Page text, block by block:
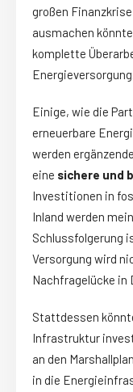
großen
ausmachen
komplette
Energieversorgung.
Einige, wie die
erneuerbare
werden
eine sichere und
Investitionen in
Inland werden
Schlussfolgerung
Versorgung wird
Nachfragelücke in
Stattdessen
Infrastruktur
an den
in die